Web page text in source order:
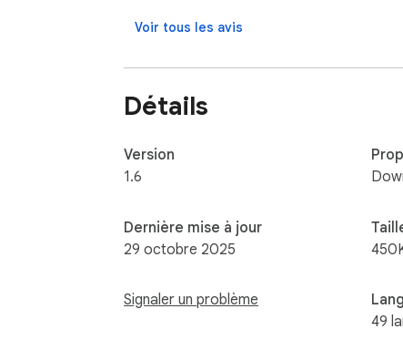
YouTube. Everyone uses this name of
you can turn YouTube ads off whenever
Voir tous les avis
Détails
Version
1.6
Dernière mise à jour
29 octobre 2025
Signaler un problème
49